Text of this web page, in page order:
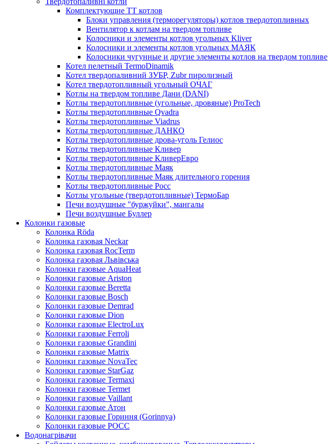
Комплектующие ТТ котлов
Блоки управления (терморегуляторы) котлов твердотопливных
Вентилятор к котлам на твердом топливе
Колосники и элементы котлов угольных Kliver
Колосники и элементы котлов угольных МАЯК
Колосники чугунные и другие элементы котлов на твердом топливе
Котел пелетный TermoDinamik
Котел твердопаливний ЗУБР, Zubr пиролизный
Котел твердотопливный угольный ОЧАГ
Котлы на твердом топливе Дани (DANI)
Котлы твердотопливные (угольные, дровяные) ProTech
Котлы твердотопливные Qvadra
Котлы твердотопливные Viadrus
Котлы твердотопливные ДАНКО
Котлы твердотопливные дрова-уголь Гелиос
Котлы твердотопливные Кливер
Котлы твердотопливные КливерЕвро
Котлы твердотопливные Маяк
Котлы твердотопливные Маяк длительного горения
Котлы твердотопливные Росс
Котлы угольные (твердотопливные) ТермоБар
Печи воздушные "буржуйки", мангалы
Печи воздушные Буллер
Колонки газовые
Колонка Rӧda
Колонка газовая Neckar
Колонка газовая RocTerm
Колонка газовая Львiвська
Колонки газовые AquaHeat
Колонки газовые Ariston
Колонки газовые Beretta
Колонки газовые Bosch
Колонки газовые Demrad
Колонки газовые Dion
Колонки газовые ElectroLux
Колонки газовые Ferroli
Колонки газовые Grandini
Колонки газовые Matrix
Колонки газовые NovaTec
Колонки газовые StarGaz
Колонки газовые Termaxi
Колонки газовые Termet
Колонки газовые Vaillant
Колонки газовые Атон
Колонки газовые Гориння (Gorinnya)
Колонки газовые РОСС
Водонагрівачи